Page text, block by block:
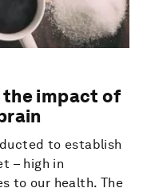
impact of
to establish
– high in
to our health. The